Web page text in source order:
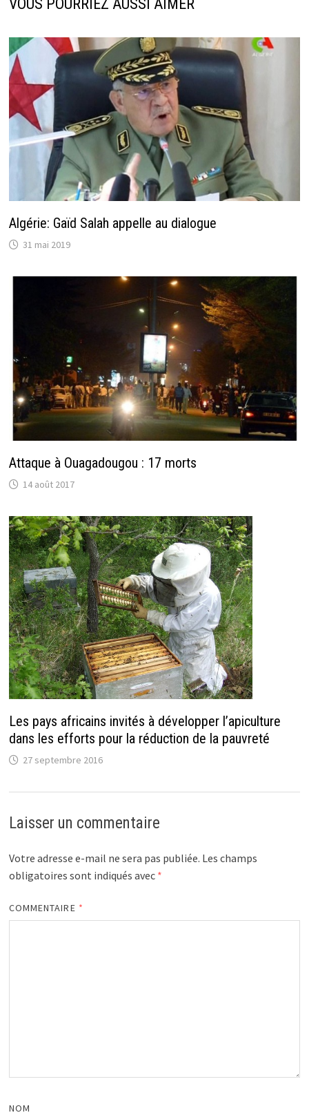
VOUS POURRIEZ AUSSI AIMER
Algérie: Gaïd Salah appelle au dialogue
31 mai 2019
Attaque à Ouagadougou : 17 morts
14 août 2017
Les pays africains invités à développer l’apiculture
dans les efforts pour la réduction de la pauvreté
27 septembre 2016
Laisser un commentaire
Votre adresse e-mail ne sera pas publiée. Les champs
obligatoires sont indiqués avec *
COMMENTAIRE *
NOM